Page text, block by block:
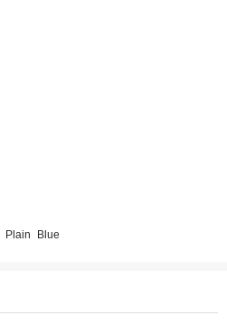
Plain Blue